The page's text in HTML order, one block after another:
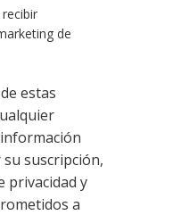
de
estas
suscripción,
privacidad y
a